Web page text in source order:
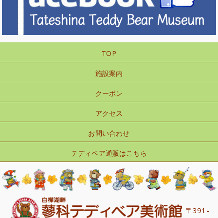
TOP
施設案内
クーポン
アクセス
お問い合わせ
テディベア通販はこちら
〒391-